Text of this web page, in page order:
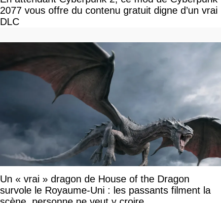
2077 vous offre du contenu gratuit digne d’un vrai
DLC
Un « vrai » dragon de House of the Dragon
survole le Royaume-Uni : les passants filment la